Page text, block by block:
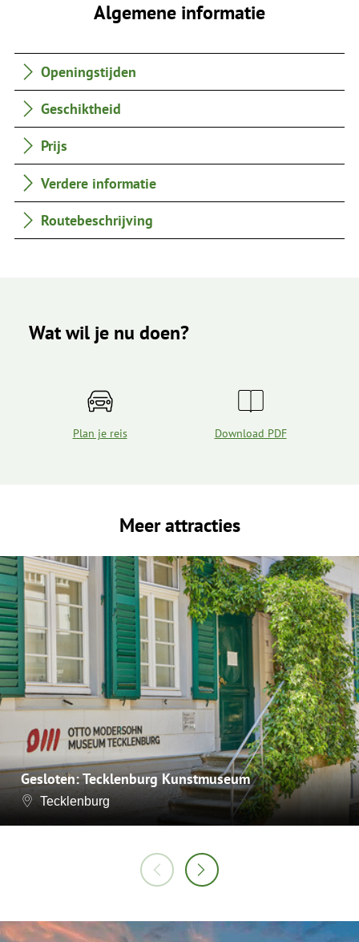
Algemene informatie
Openingstijden
Geschiktheid
Prijs
Verdere informatie
Routebeschrijving
Wat wil je nu doen?
Plan je reis Download PDF
Meer attracties
Gesloten: Tecklenburg Kunstmuseum
Tecklenburg